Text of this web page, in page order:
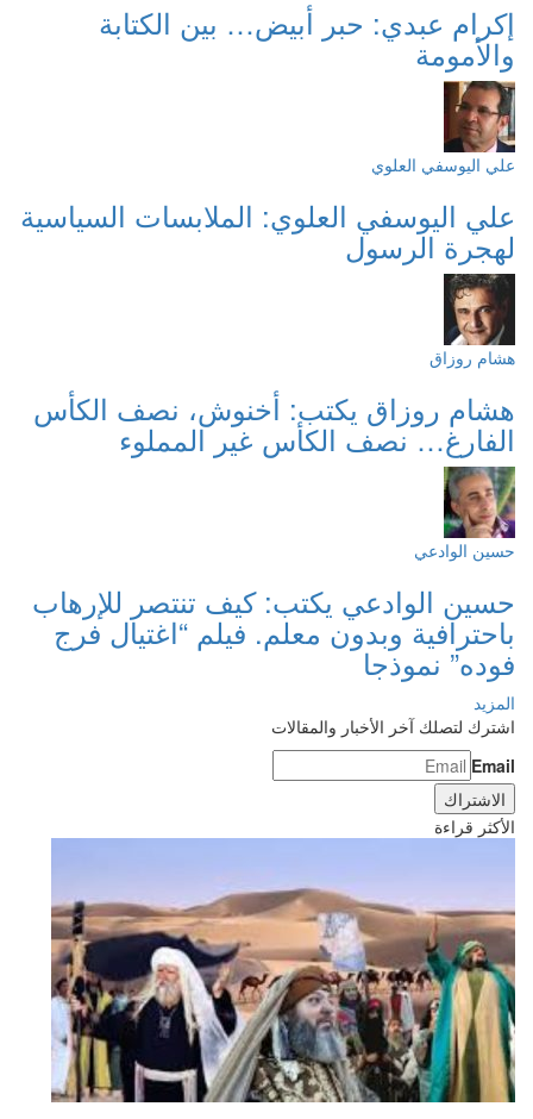
إكرام عبدي: حبر أبيض… بين الكتابة
والأمومة
علي اليوسفي العلوي
علي اليوسفي العلوي: الملابسات السياسية
لهجرة الرسول
هشام روزاق
هشام روزاق يكتب: أخنوش، نصف الكأس
الفارغ… نصف الكأس غير المملوء
حسين الوادعي
حسين الوادعي يكتب: كيف تنتصر للإرهاب
باحترافية وبدون معلم. فيلم “اغتيال فرج
فوده” نموذجا
المزيد
اشترك لتصلك آخر الأخبار والمقالات
Email
الأكثر قراءة